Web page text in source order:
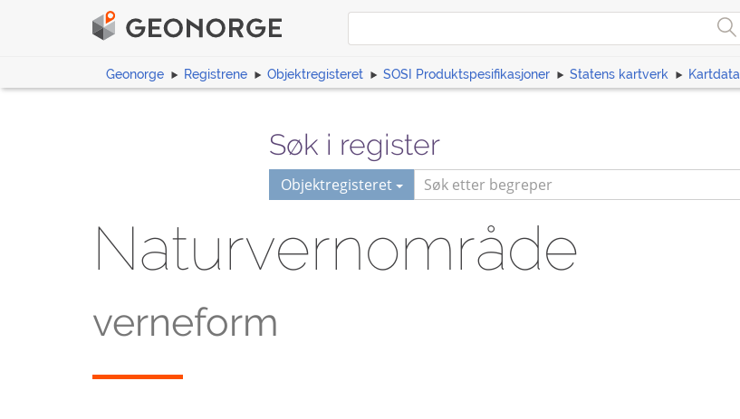
Geonorge Registrene Objektregisteret SOSI Produktspesifikasjoner Statens kartverk Kartdata
Søk i register
Objektregisteret
Naturvernområde
verneform